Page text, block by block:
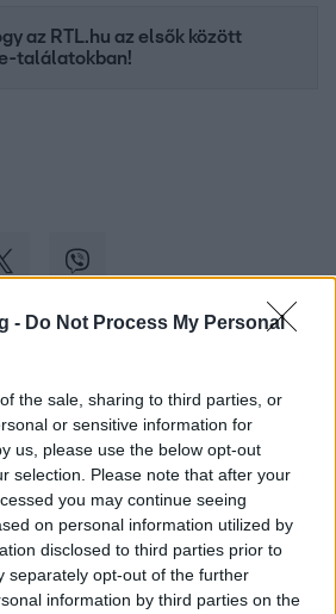
- Do Not Process My Personal
the sale, sharing to third parties, or
or sensitive information for
us, please use the below opt-out
selection. Please note that after your
you may continue seeing
on personal information utilized by
disclosed to third parties prior to
separately opt-out of the further
information by third parties on the
az RTL.hu az elsők között
találatokban!
Követem